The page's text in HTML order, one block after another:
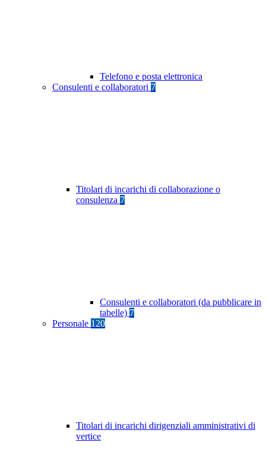
Telefono e posta elettronica
Consulenti e collaboratori 7
Titolari di incarichi di collaborazione o
consulenza 7
Consulenti e collaboratori (da pubblicare in
tabelle) 7
Personale 120
Titolari di incarichi dirigenziali amministrativi di
vertice